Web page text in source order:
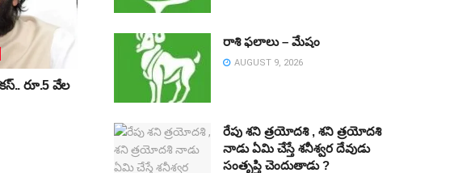
రూ.5 వేల
రాశి ఫలాలు – మేషం
AUGUST 9, 2026
రేపు శని త్రయోదశి , శని త్రయోదశి
నాడు ఏమి చేస్తే శనీశ్వర దేవుడు
సంతృప్తి చెందుతాడు ?